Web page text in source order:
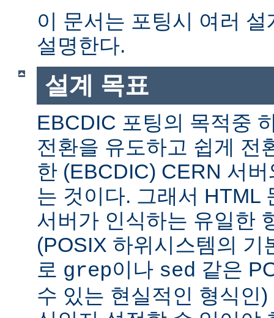
이 문서는 포팅시 여러
설명한다.
설계 목표
EBCDIC 포팅의 목적중
전환을 유도하고 쉽게 전
한 (EBCDIC) CERN 서
는 것이다. 그래서 HTML
서버가 인식하는 유일한
(POSIX 하위시스템의 기
로 grep이나 sed 같은
수 있는 현실적인 형식인